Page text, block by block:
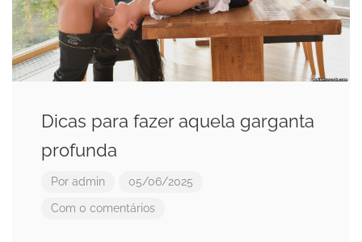
Dicas para fazer aquela garganta
profunda
Por admin 05/06/2025
Com 0 comentários